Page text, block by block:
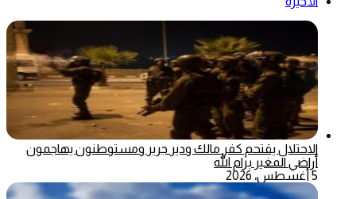
الاحتلال يقتحم كفر مالك ودير جرير ومستوطنون يهاجمون
أراضي المغير برام الله
5 أغسطس، 2026